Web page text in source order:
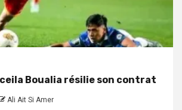
Boualia résilie son contrat
Ali Ait Si Amer